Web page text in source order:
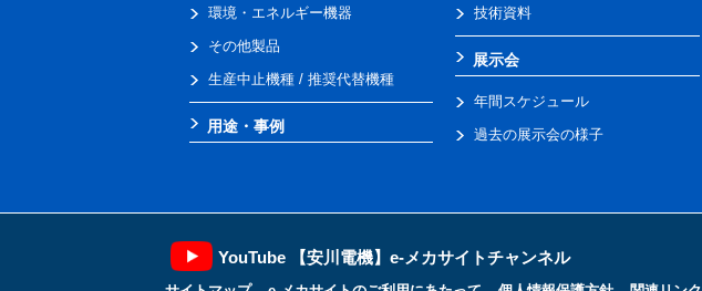
環境・エネルギー機器
その他製品
生産中止機種 / 推奨代替機種
用途・事例
技術資料
展示会
年間スケジュール
過去の展示会の様子
YouTube 【安川電機】e-メカサイトチャンネル